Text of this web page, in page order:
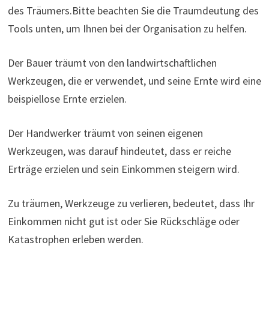
des Träumers.Bitte beachten Sie die Traumdeutung des
Tools unten, um Ihnen bei der Organisation zu helfen.
Der Bauer träumt von den landwirtschaftlichen
Werkzeugen, die er verwendet, und seine Ernte wird eine
beispiellose Ernte erzielen.
Der Handwerker träumt von seinen eigenen
Werkzeugen, was darauf hindeutet, dass er reiche
Erträge erzielen und sein Einkommen steigern wird.
Zu träumen, Werkzeuge zu verlieren, bedeutet, dass Ihr
Einkommen nicht gut ist oder Sie Rückschläge oder
Katastrophen erleben werden.